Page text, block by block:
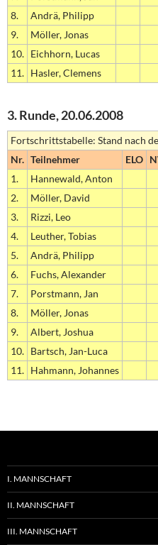
8.
Andrä, Philipp
9.
Möller, Jonas
10. Eichhorn, Lucas
11. Hasler, Clemens
3. Runde, 20.06.2008
Fortschrittstabelle: Stand nach
Nr. Teilnehmer ELO
1.
Hannewald, Anton
2.
Möller, David
3.
Rizzi, Leo
4.
Leuther, Tobias
5.
Andrä, Philipp
6.
Fuchs, Alexander
7.
Porstmann, Jan
8.
Möller, Jonas
9.
Albert, Joshua
10. Bartsch, Jan-Luca
11. Hahmann, Johannes
I. MANNSCHAFT
II. MANNSCHAFT
III. MANNSCHAFT